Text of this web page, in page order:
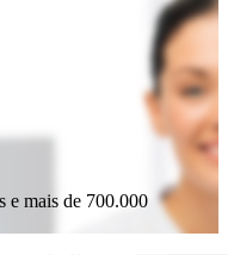
e mais de 700.000